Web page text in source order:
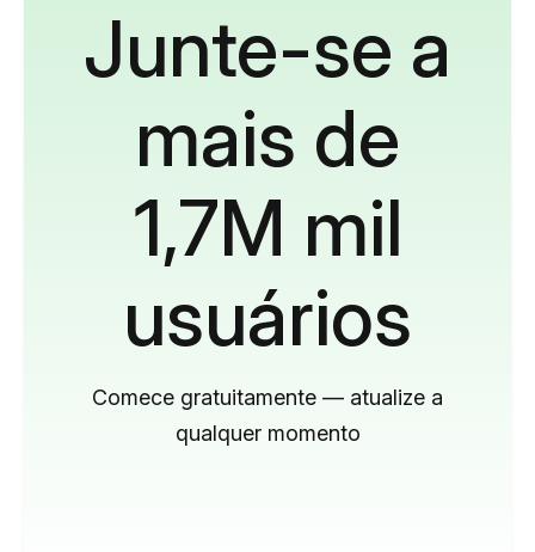
Junte-se a
mais de
1,7M mil
usuários
Comece gratuitamente — atualize a
qualquer momento